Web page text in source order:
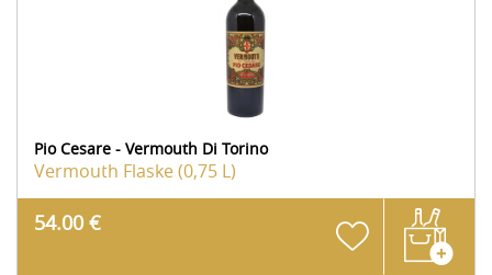
Pio Cesare - Vermouth Di Torino
Vermouth Flaske (0,75 L)
54.00 €